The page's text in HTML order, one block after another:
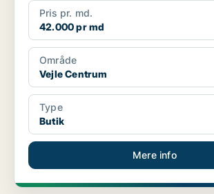
Pris pr. md.
42.000 pr md
Område
Vejle Centrum
Type
Butik
Mere info